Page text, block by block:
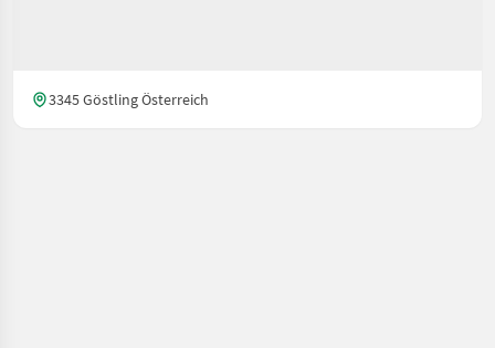
3345 Göstling Österreich